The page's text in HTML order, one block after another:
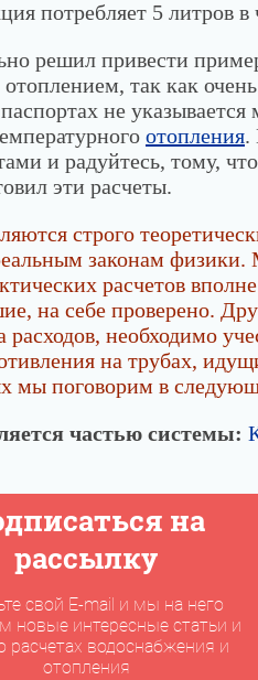
потребляет 5 литров в
решил привести
так как
не указывается
отопления.
и радуйтесь, тому,
эти расчеты.
строго
законам
расчетов
на себе проверено.
расходов, необходимо
на трубах,
мы поговорим в
частью системы:
на
рассылку
свой E-mail и мы на него
новые интересные статьи и
расчетах водоснабжения и
отопления